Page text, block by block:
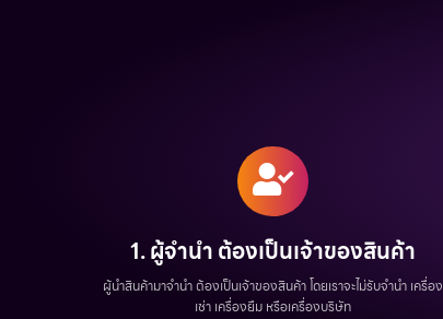
1. ผู้จำนำ ต้องเป็นเจ้าของสินค้า
ผู้นำสินค้ามาจำนำ ต้องเป็นเจ้าของสินค้า โดยเราจะไม่รับจำนำ เครื่อง
เช่า เครื่องยืม หรือเครื่องบริษัท